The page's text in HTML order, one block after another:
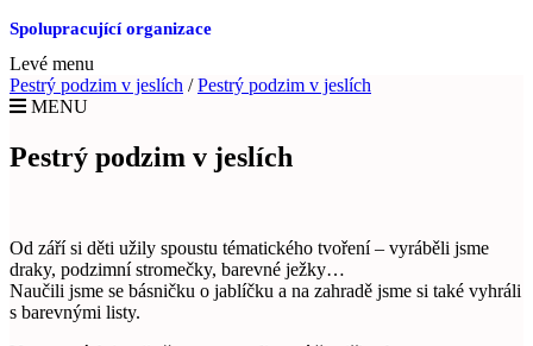
Spolupracující organizace
Levé menu
Pestrý podzim v jeslích /Pestrý podzim v jeslích
MENU
Pestrý podzim v jeslích
Od září si děti užily spoustu tématického tvoření – vyráběli jsme
draky, podzimní stromečky, barevné ježky…
Naučili jsme se básničku o jablíčku a na zahradě jsme si také vyhráli
s barevnými listy.